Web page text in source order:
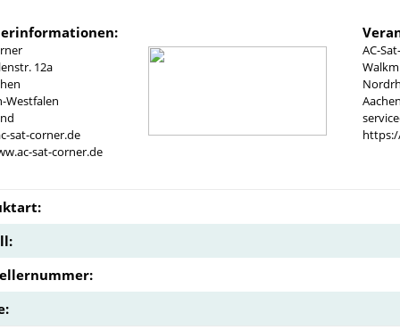
12a
Westfalen
sat-corner.de
sat-corner.de
AC-